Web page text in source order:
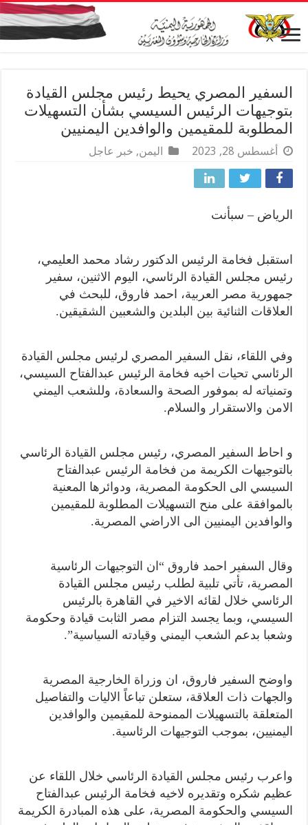
السفير المصري يحيط رئيس مجلس القيادة
بتوجيهات الرئيس السيسي بشأن التسهيلات
المطلوبة للمقيمين والوافدين اليمنيين
أغسطس 28, 2023 اليمن, خبر عاجل
الرياض – سبأنت
استقبل فخامة الرئيس الدكتور رشاد محمد العليمي،
رئيس مجلس القيادة الرئاسي، اليوم الاثنين، سفير
جمهورية مصر العربية، احمد فاروق، للبحث في
العلاقات الثنائية بين البلدين والشعبين الشقيقين.
وفي اللقاء، نقل السفير المصري لرئيس مجلس القيادة
الرئاسي تحيات اخيه فخامة الرئيس عبدالفتاح السيسي،
وتمنياته له بموفور الصحة والسعادة، وللشعب اليمني
الامن والاستقرار والسلام.
و احاط السفير المصري، رئيس مجلس القيادة الرئاسي
بالتوجيهات الكريمة من فخامة الرئيس عبدالفتاح
السيسي الى الحكومة المصرية، ودوائرها المعنية
بالموافقة على منح التسهيلات المطلوبة للمقيمين
والوافدين اليمنيين الى الاراضي المصرية.
وقال السفير احمد فاروق “ان التوجيهات الرئاسية
المصرية، تأتي تلبية لطلب رئيس مجلس القيادة
الرئاسي خلال لقائه الاخير في القاهرة بالرئيس
السيسي، وبما يجسد التزام مصر الثابت قيادة وحكومة
وشعبا بدعم الشعب اليمني وقيادته السياسية”.
واوضح السفير فاروق، ان وزراة الخارجية المصرية
والجهات ذات العلاقة، ستعلن تباعاً الاليات والتفاصيل
المتعلقة بالتسهيلات الممنوحة للمقيمين والوافدين
اليمنيين، بموجب التوجيهات الرئاسية.
واعرب رئيس مجلس القيادة الرئاسي خلال اللقاء عن
عظيم شكره وتقديره لاخيه فخامة الرئيس عبدالفتاح
السيسي والحكومة المصرية، على هذه المبادرة الكريمة